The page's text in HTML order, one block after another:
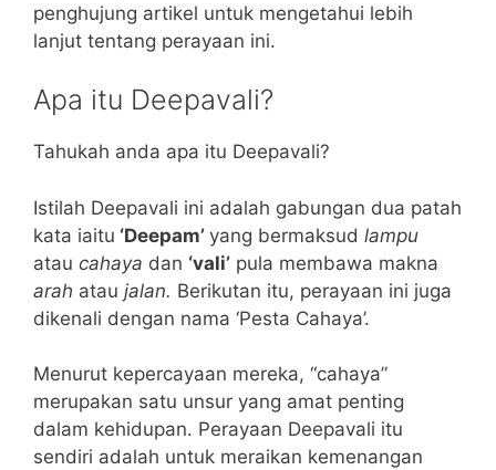
penghujung artikel untuk mengetahui lebih
lanjut tentang perayaan ini.
Apa itu Deepavali?
Tahukah anda apa itu Deepavali?
Istilah Deepavali ini adalah gabungan dua patah
kata iaitu ‘Deepam’ yang bermaksud lampu
atau cahaya dan ‘vali’ pula membawa makna
arah atau jalan. Berikutan itu, perayaan ini juga
dikenali dengan nama ‘Pesta Cahaya’.
Menurut kepercayaan mereka, “cahaya”
merupakan satu unsur yang amat penting
dalam kehidupan. Perayaan Deepavali itu
sendiri adalah untuk meraikan kemenangan